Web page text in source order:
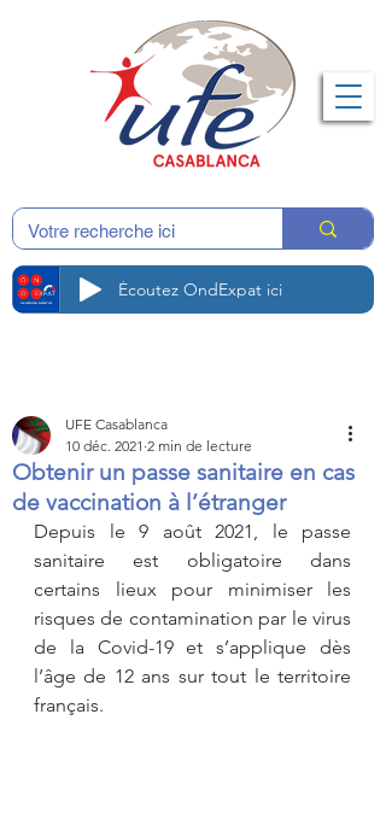
Écoutez OndExpat ici
Obtenir un passe sanitaire en cas
de vaccination à l’étranger
UFE Casablanca
10 déc. 2021 2 min de lecture
Depuis le 9 août 2021, le passe
sanitaire est obligatoire dans
certains lieux pour minimiser les
risques de contamination par le virus
de la Covid-19 et s’applique dès
l’âge de 12 ans sur tout le territoire
français.